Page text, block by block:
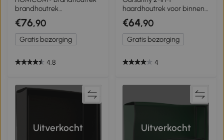
brandhoutrek
houtstandaard
Brandhoutstandaard
Brandhouthouder 100 kg
Staal Zwart
€76,90
Gratis bezorging
4.8
haardhoutrek voor binnen
58 x 36 x 60 cm verhoogd
brandhoutrek met scheider
metaal zwart
€64,90
Gratis bezorging
4
Uitverkocht Uitverkocht